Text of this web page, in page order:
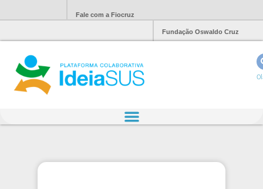
Fale com a Fiocruz
Fundação Oswaldo Cruz